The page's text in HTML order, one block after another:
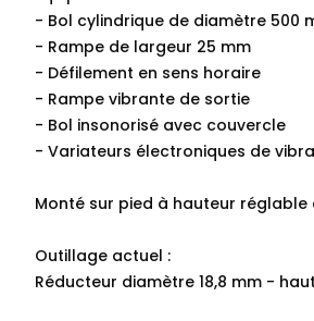
- Bol cylindrique de diamètre 500
- Rampe de largeur 25 mm
- Défilement en sens horaire
- Rampe vibrante de sortie
- Bol insonorisé avec couvercle
- Variateurs électroniques de
Monté sur pied à hauteur
Outillage actuel :
Réducteur diamètre 18,8 mm -